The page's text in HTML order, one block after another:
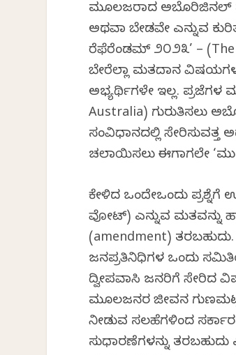
ಮೂಲಜರಾದ ಅಬೊರಿಜಿನಲ್
ಅಥವಾ ಬೇಡವೇ ಎನ್ನುವ
ರೆಫೆರೆಂಡಮ್ ೨೦೨೩’ – (The
ಬೇರೆಲ್ಲಾ ಮತದಾನ
ಅಭ್ಯರ್ಥಿಗಳೇ ಇಲ್ಲ. ಪ್ರಜೆಗಳ
Australia) ಗುರುತಿಸಲು
ಸಂವಿಧಾನದಲ್ಲಿ ಸೇರಿಸುವತ್ತ
ಚಲಾಯಿಸಲು ಈಗಾಗಲೇ
ಕೇಳಿದ ಒಂದೇಒಂದು ಪ್ರಶ್ನೆಗೆ
ವೋಟ್) ಎನ್ನುವ ಮತವನ್ನು
(amendment)
ಜನಪ್ರತಿನಿಧಿಗಳ ಒಂದು
ದ್ವೀಪವಾಸಿ ಜನರಿಗೆ ಸೇರಿದ
ಮೂಲಜನರ ಜೀವನ
ನೀಡುವ ಸಲಹೆಗಳಿಂದ
ಸುಧಾರಣೆಗಳನ್ನು